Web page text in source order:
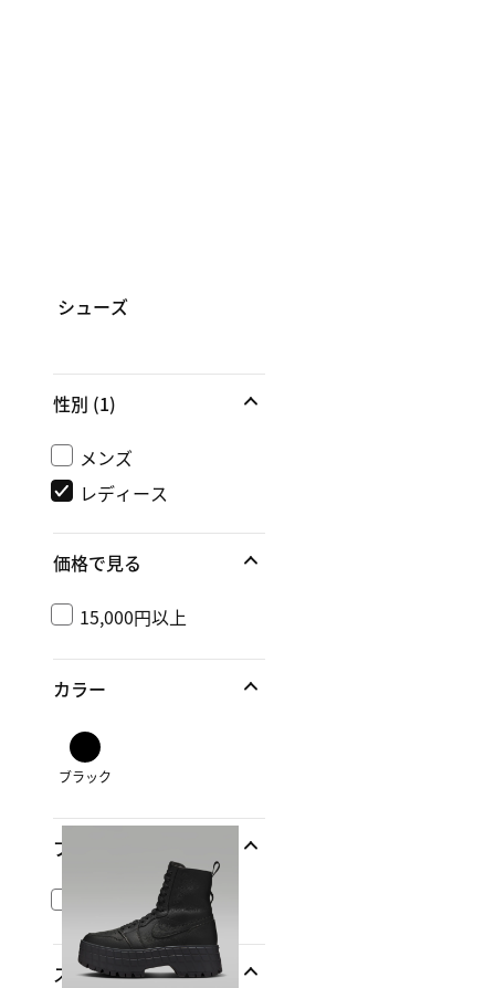
シューズ
性別 (1)
メンズ
レディース
価格で見る
15,000円以上
カラー
ブラック
ブランド
ジョーダン
スポーツ